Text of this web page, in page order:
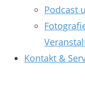
Podcast
Kontakt &